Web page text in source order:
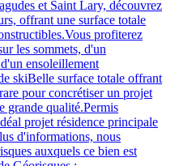
et Saint Lary, découvrez
offrant une surface totale
profiterez
les sommets, d'un
ensoleillement
skiBelle surface totale offrant
pour concrétiser un projet
grande qualité.Permis
projet résidence principale
d'informations, nous
auxquels ce bien est